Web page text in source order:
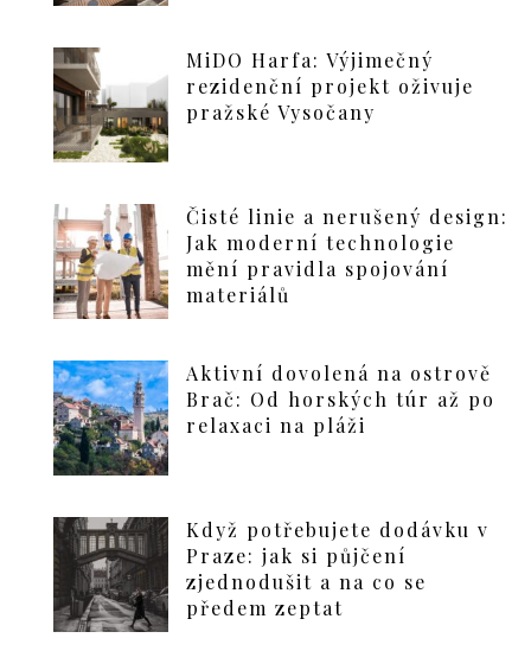
MiDO Harfa: Výjimečný
rezidenční projekt oživuje
pražské Vysočany
Čisté linie a nerušený design:
Jak moderní technologie
mění pravidla spojování
materiálů
Aktivní dovolená na ostrově
Brač: Od horských túr až po
relaxaci na pláži
Když potřebujete dodávku v
Praze: jak si půjčení
zjednodušit a na co se
předem zeptat